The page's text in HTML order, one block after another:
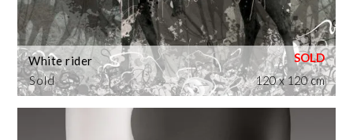
Sold
White rider
120 x 120 cm